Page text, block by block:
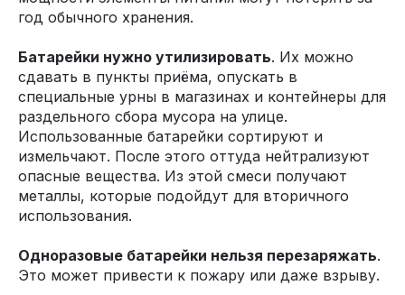
год обычного хранения.
Батарейки нужно утилизировать. Их можно
сдавать в пункты приёма, опускать в
специальные урны в магазинах и контейнеры для
раздельного сбора мусора на улице.
Использованные батарейки сортируют и
измельчают. После этого оттуда нейтрализуют
опасные вещества. Из этой смеси получают
металлы, которые подойдут для вторичного
использования.
Одноразовые батарейки нельзя перезаряжать.
Это может привести к пожару или даже взрыву.